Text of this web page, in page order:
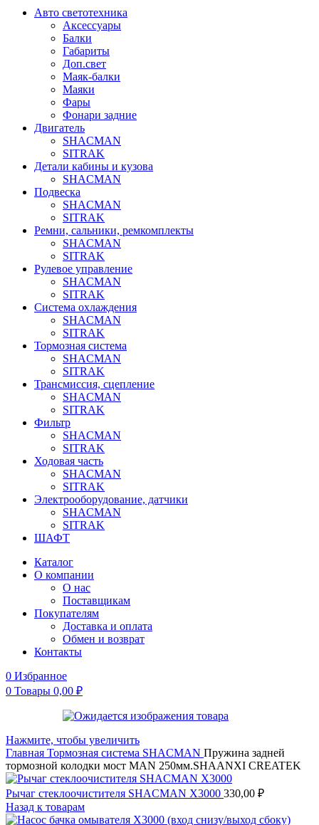
Авто светотехника
Аксессуары
Балки
Габариты
Доп.свет
Маяк-балки
Маяки
Фары
Фонари задние
Двигатель
SHACMAN
SITRAK
Детали кабины и кузова
SHACMAN
Подвеска
SHACMAN
SITRAK
Ремни, сальники, ремкомплекты
SHACMAN
SITRAK
Рулевое управление
SHACMAN
SITRAK
Система охлаждения
SHACMAN
SITRAK
Тормозная система
SHACMAN
SITRAK
Трансмиссия, сцепление
SHACMAN
SITRAK
Фильтр
SHACMAN
SITRAK
Ходовая часть
SHACMAN
SITRAK
Электрооборудование, датчики
SHACMAN
SITRAK
ШАФТ
Каталог
О компании
О нас
Поставщикам
Покупателям
Доставка и оплата
Обмен и возврат
Контакты
0 Избранное
0 Товары 0,00 ₽
Нажмите, чтобы увеличить
Главная Тормозная система SHACMAN Пружина задней
тормозной колодки мост MAN 250мм.SHAANXI CREATEK
Рычаг стеклоочистителя SHACMAN X3000 330,00 ₽
Назад к товарам